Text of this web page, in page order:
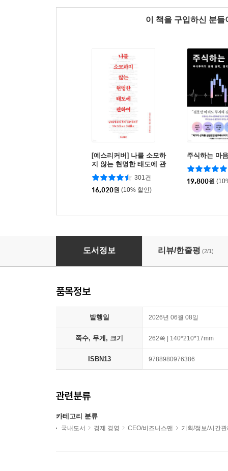
이 책을 구입하신 분
[예스리커버] 나를 소모하
지 않는 현명한 태도에 관
하여
301건
16,020원 (10% 할인)
주식하는 마음
19,800원
수치화의 귀재
도서정보 리뷰/한줄평 (2/1)
품목정보
발행일 2026년 06월 08일
쪽수, 무게, 크기 262쪽 | 140*210*17mm
ISBN13 9788980976386
관련분류
카테고리 분류
국내도서 경제 경영 CEO/비즈니스맨 기획/정보/시간